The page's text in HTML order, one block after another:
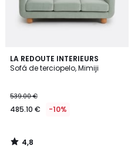
LA REDOUTE INTERIEURS
Sofá de terciopelo, Mimiji
539.00 €
485.10 € -10%
4,8
/ 5
4,8
/